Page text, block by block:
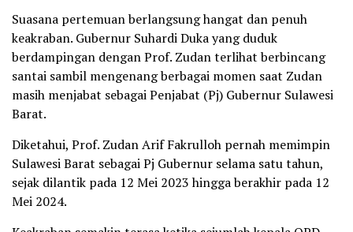
Suasana pertemuan berlangsung hangat dan penuh
keakraban. Gubernur Suhardi Duka yang duduk
berdampingan dengan Prof. Zudan terlihat berbincang
santai sambil mengenang berbagai momen saat Zudan
masih menjabat sebagai Penjabat (Pj) Gubernur Sulawesi
Barat.
Diketahui, Prof. Zudan Arif Fakrulloh pernah memimpin
Sulawesi Barat sebagai Pj Gubernur selama satu tahun,
sejak dilantik pada 12 Mei 2023 hingga berakhir pada 12
Mei 2024.